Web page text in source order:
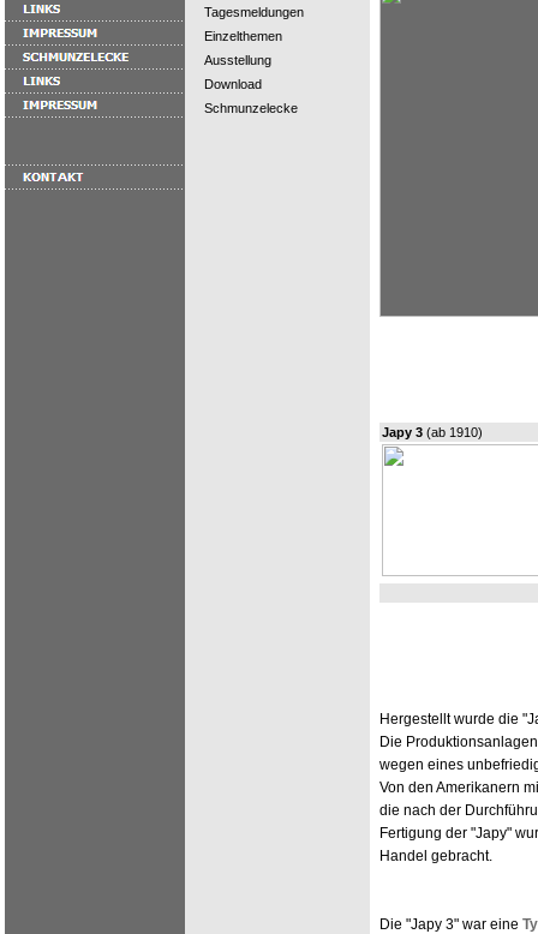
Tagesmeldungen
Einzelthemen
Ausstellung
Download
Schmunzelecke
Japy 3 (ab 1910)
Hergestellt wurde die
Die
wegen eines
Von den Amerikanern
die nach der
Fertigung der "Japy"
Handel gebracht.
Die "Japy 3" war eine